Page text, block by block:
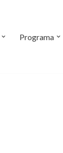
Programa